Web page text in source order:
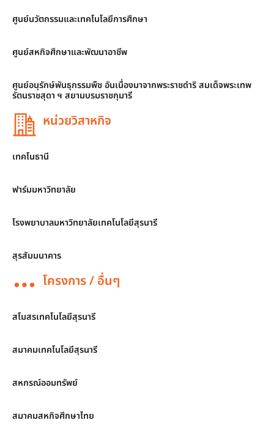
ศูนย์นวัตกรรมและเทคโนโลยีการศึกษา
ศูนย์สหกิจศึกษาและพัฒนาอาชีพ
ศูนย์อนุรักษ์พันธุกรรมพืช อันเนื่องมาจากพระราชดำริ สมเด็จพระเทพ
รัตนราชสุดา ฯ สยามบรมราชกุมารี
หน่วยวิสาหกิจ
เทคโนธานี
ฟาร์มมหาวิทยาลัย
โรงพยาบาลมหาวิทยาลัยเทคโนโลยีสุรนารี
สุรสัมมนาคาร
โครงการ / อื่นๆ
สโมสรเทคโนโลยีสุรนารี
สมาคมเทคโนโลยีสุรนารี
สหกรณ์ออมทรัพย์
สมาคมสหกิจศึกษาไทย